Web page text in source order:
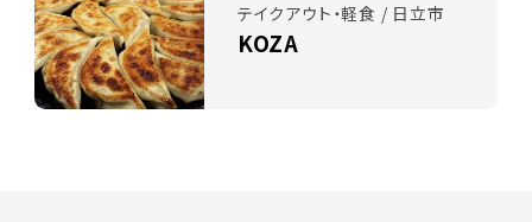
テイクアウト・軽食 / 日立市
KOZA